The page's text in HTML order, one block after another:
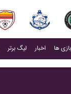
لیگ برتر اخبار(current)